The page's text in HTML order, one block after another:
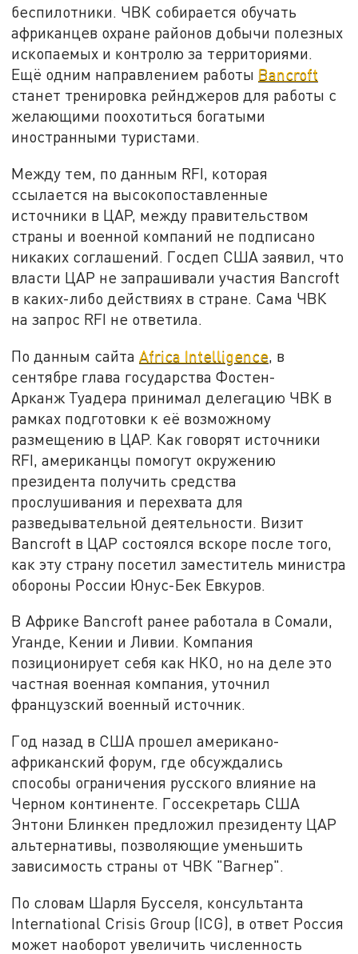
беспилотники. ЧВК собирается обучать
африканцев охране районов добычи полезных
ископаемых и контролю за территориями.
Ещё одним направлением работы Bancroft
станет тренировка рейнджеров для работы с
желающими поохотиться богатыми
иностранными туристами.
Между тем, по данным RFI, которая
ссылается на высокопоставленные
источники в ЦАР, между правительством
страны и военной компаний не подписано
никаких соглашений. Госдеп США заявил, что
власти ЦАР не запрашивали участия Bancroft
в каких-либо действиях в стране. Сама ЧВК
на запрос RFI не ответила.
По данным сайтаAfrica Intelligence, в
сентябре глава государства Фостен-
Арканж Туадера принимал делегацию ЧВК в
рамках подготовки к её возможному
размещению в ЦАР. Как говорят источники
RFI, американцы помогут окружению
президента получить средства
прослушивания и перехвата для
разведывательной деятельности. Визит
Bancroft в ЦАР состоялся вскоре после того,
как эту страну посетил заместитель министра
обороны России Юнус-Бек Евкуров.
В Африке Bancroft ранее работала в Сомали,
Уганде, Кении и Ливии. Компания
позиционирует себя как НКО, но на деле это
частная военная компания, уточнил
французский военный источник.
Год назад в США прошел американо-
африканский форум, где обсуждались
способы ограничения русского влияние на
Черном континенте. Госсекретарь США
Энтони Блинкен предложил президенту ЦАР
альтернативы, позволяющие уменьшить
зависимость страны от ЧВК "Вагнер".
По словам Шарля Бусселя, консультанта
International Crisis Group (ICG), в ответ Россия
может наоборот увеличить численность